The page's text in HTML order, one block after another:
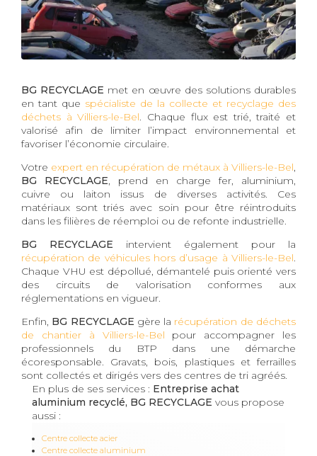
BG RECYCLAGE met en œuvre des solutions durables
en tant que spécialiste de la collecte et recyclage des
déchets à Villiers-le-Bel. Chaque flux est trié, traité et
valorisé afin de limiter l’impact environnemental et
favoriser l’économie circulaire.
Votre expert en récupération de métaux à Villiers-le-Bel,
BG RECYCLAGE, prend en charge fer, aluminium,
cuivre ou laiton issus de diverses activités. Ces
matériaux sont triés avec soin pour être réintroduits
dans les filières de réemploi ou de refonte industrielle.
BG RECYCLAGE intervient également pour la
récupération de véhicules hors d’usage à Villiers-le-Bel.
Chaque VHU est dépollué, démantelé puis orienté vers
des circuits de valorisation conformes aux
réglementations en vigueur.
Enfin, BG RECYCLAGE gère la récupération de déchets
de chantier à Villiers-le-Bel pour accompagner les
professionnels du BTP dans une démarche
écoresponsable. Gravats, bois, plastiques et ferrailles
sont collectés et dirigés vers des centres de tri agréés.
En plus de ses services : Entreprise achat
aluminium recyclé, BG RECYCLAGE vous propose
aussi :
Centre collecte acier
Centre collecte aluminium